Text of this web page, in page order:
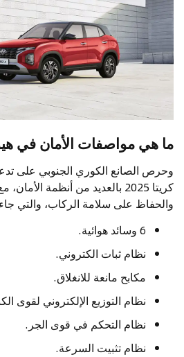
ما هي مواصفات الأمان في
وحرص الصانع الكوري الجنوبي على
كريتا 2025 بالعديد من أنظمة
والحفاظ على سلامة الركاب، والتي
6 وسائد هوائية.
نظام ثبات الكتروني.
مكابح مانعة للانغلاق.
نظام التوزيع الإلكتروني لقوى
نظام التحكم في قوى الجر.
نظام تثبيت السرعة.